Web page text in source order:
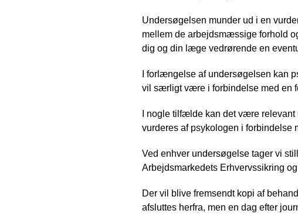
Undersøgelsen munder ud i en
mellem de arbejdsmæssige forhold
dig og din læge vedrørende en
I forlængelse af undersøgelsen kan
vil særligt være i forbindelse med en
I nogle tilfælde kan det være relevant
vurderes af psykologen i forbindelse
Ved enhver undersøgelse tager vi
Arbejdsmarkedets Erhvervssikring
Der vil blive fremsendt kopi af
afsluttes herfra, men en dag efter